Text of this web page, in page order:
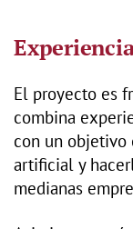
El proyecto es
combina
con un objetivo
artificial y
medianas